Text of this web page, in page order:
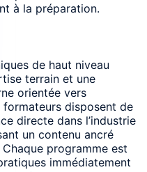
à la préparation.
de haut niveau
terrain et une
orientée vers
formateurs disposent de
directe dans l’industrie
un contenu ancré
programme est
immédiatement